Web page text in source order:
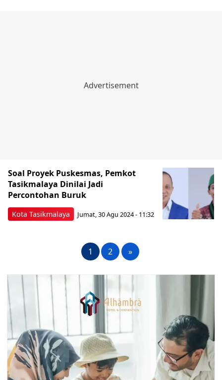
Kota Tasikmalaya
Soal Proyek Puskesmas, Pemkot
Tasikmalaya Dinilai Jadi
Percontohan Buruk
Jumat, 30 Agu 2024 - 11:32
1 2 »